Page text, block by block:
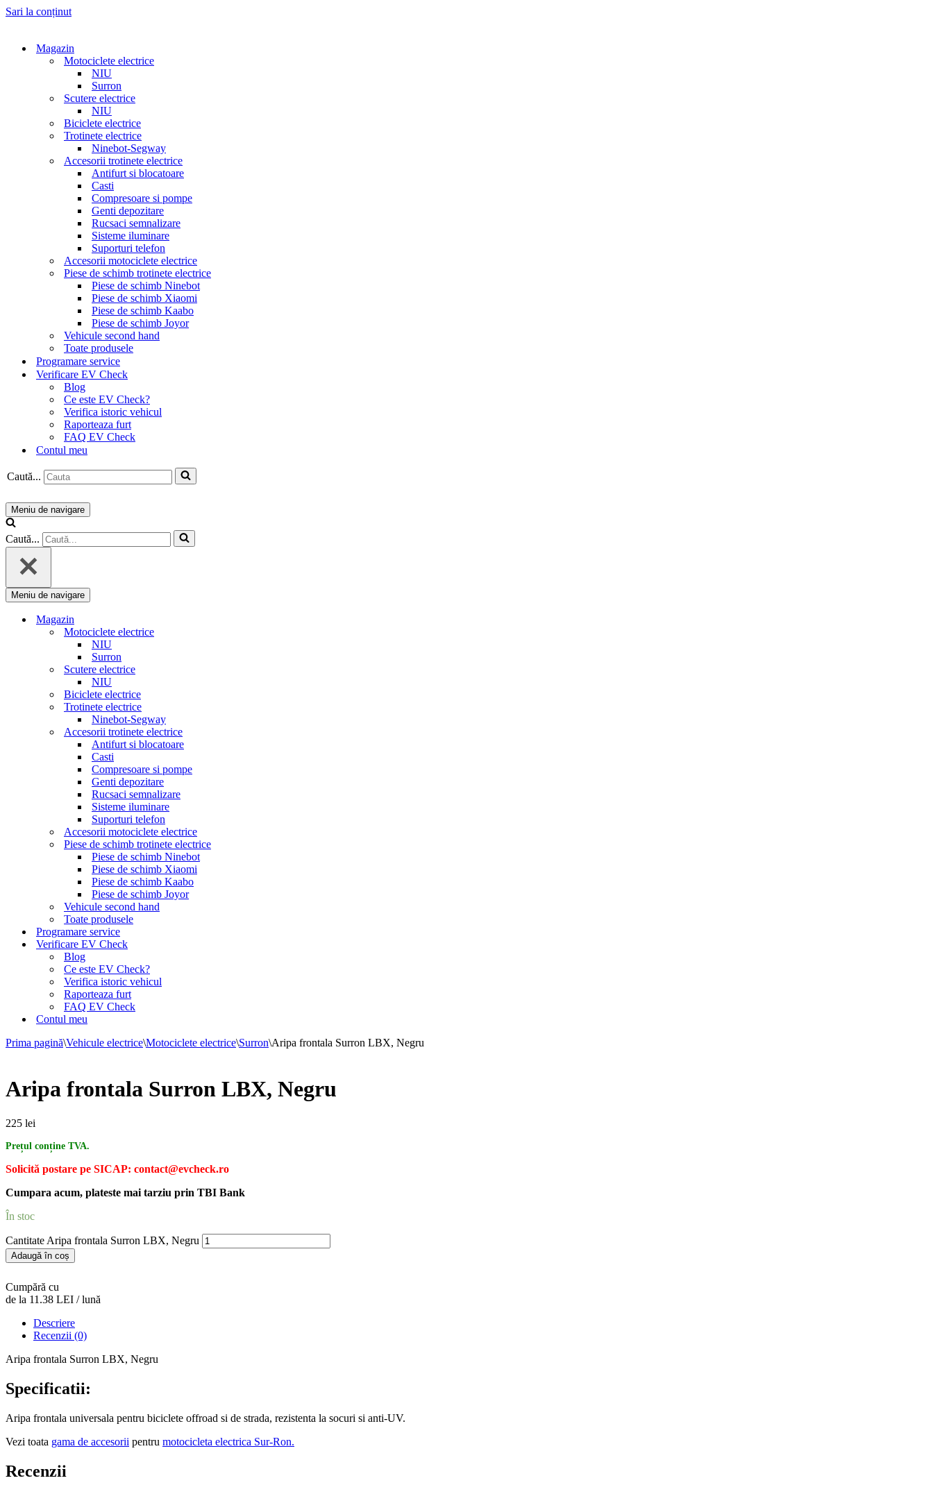
Sari la conținut
Magazin
Motociclete electrice
NIU
Surron
Scutere electrice
NIU
Biciclete electrice
Trotinete electrice
Ninebot-Segway
Accesorii trotinete electrice
Antifurt si blocatoare
Casti
Compresoare si pompe
Genti depozitare
Rucsaci semnalizare
Sisteme iluminare
Suporturi telefon
Accesorii motociclete electrice
Piese de schimb trotinete electrice
Piese de schimb Ninebot
Piese de schimb Xiaomi
Piese de schimb Kaabo
Piese de schimb Joyor
Vehicule second hand
Toate produsele
Programare service
Verificare EV Check
Blog
Ce este EV Check?
Verifica istoric vehicul
Raporteaza furt
FAQ EV Check
Contul meu
Caută...
Meniu de navigare
Caută...
Meniu de navigare
Magazin
Motociclete electrice
NIU
Surron
Scutere electrice
NIU
Biciclete electrice
Trotinete electrice
Ninebot-Segway
Accesorii trotinete electrice
Antifurt si blocatoare
Casti
Compresoare si pompe
Genti depozitare
Rucsaci semnalizare
Sisteme iluminare
Suporturi telefon
Accesorii motociclete electrice
Piese de schimb trotinete electrice
Piese de schimb Ninebot
Piese de schimb Xiaomi
Piese de schimb Kaabo
Piese de schimb Joyor
Vehicule second hand
Toate produsele
Programare service
Verificare EV Check
Blog
Ce este EV Check?
Verifica istoric vehicul
Raporteaza furt
FAQ EV Check
Contul meu
Prima pagină\Vehicule electrice\Motociclete electrice\Surron\Aripa frontala Surron LBX, Negru
Aripa frontala Surron LBX, Negru
225 lei
Prețul conține TVA.
Solicită postare pe SICAP: contact@evcheck.ro
Cumpara acum, plateste mai tarziu prin TBI Bank
În stoc
Cantitate Aripa frontala Surron LBX, Negru
Adaugă în coș
Cumpără cu
de la 11.38 LEI / lună
Descriere
Recenzii (0)
Aripa frontala Surron LBX, Negru
Specificatii:
Aripa frontala universala pentru biciclete offroad si de strada, rezistenta la socuri si anti-UV.
Vezi toata gama de accesorii pentru motocicleta electrica Sur-Ron.
Recenzii